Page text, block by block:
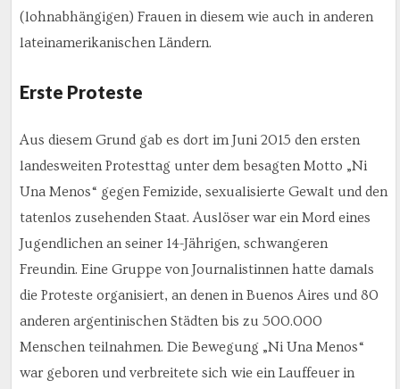
(lohnabhängigen) Frauen in diesem wie auch in anderen
lateinamerikanischen Ländern.
Erste Proteste
Aus diesem Grund gab es dort im Juni 2015 den ersten
landesweiten Protesttag unter dem besagten Motto „Ni
Una Menos“ gegen Femizide, sexualisierte Gewalt und den
tatenlos zusehenden Staat. Auslöser war ein Mord eines
Jugendlichen an seiner 14-Jährigen, schwangeren
Freundin. Eine Gruppe von Journalistinnen hatte damals
die Proteste organisiert, an denen in Buenos Aires und 80
anderen argentinischen Städten bis zu 500.000
Menschen teilnahmen. Die Bewegung „Ni Una Menos“
war geboren und verbreitete sich wie ein Lauffeuer in